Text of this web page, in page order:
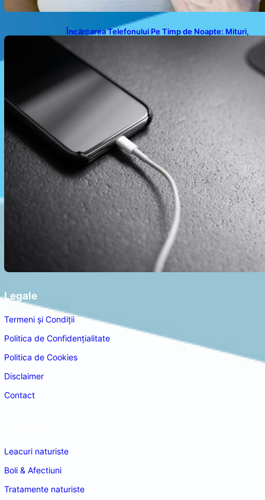
Încărcarea Telefonului Pe Timp de Noapte: Mituri,
Legale
Termeni și Condiții
Politica de Confidențialitate
Politica de Cookies
Disclaimer
Contact
Leacuri naturiste
Boli & Afectiuni
Tratamente naturiste